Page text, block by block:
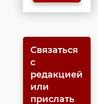
Связаться
с
редакцией
или
прислать